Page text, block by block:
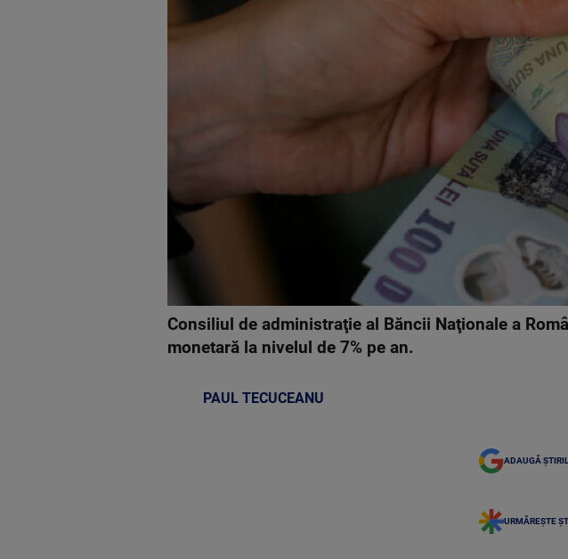
Consiliul de administraţie al Băncii Naţionale a
monetară la nivelul de 7% pe an.
PAUL TECUCEANU
ADAUGĂ
URMĂREȘTE